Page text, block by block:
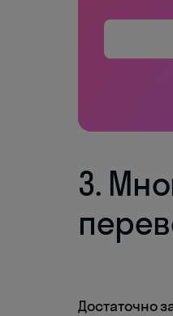
3.
Достаточно